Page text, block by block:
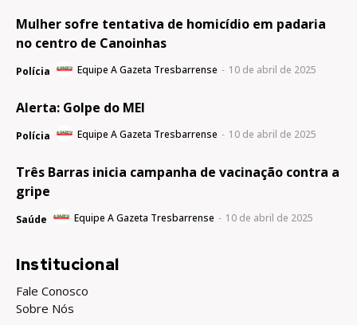
Mulher sofre tentativa de homicídio em padaria
no centro de Canoinhas
Polícia Equipe A Gazeta Tresbarrense - 10 de abril de 2025
Alerta: Golpe do MEI
Polícia Equipe A Gazeta Tresbarrense - 10 de abril de 2025
Três Barras inicia campanha de vacinação contra a
gripe
Saúde Equipe A Gazeta Tresbarrense - 10 de abril de 2025
Institucional
Fale Conosco
Sobre Nós